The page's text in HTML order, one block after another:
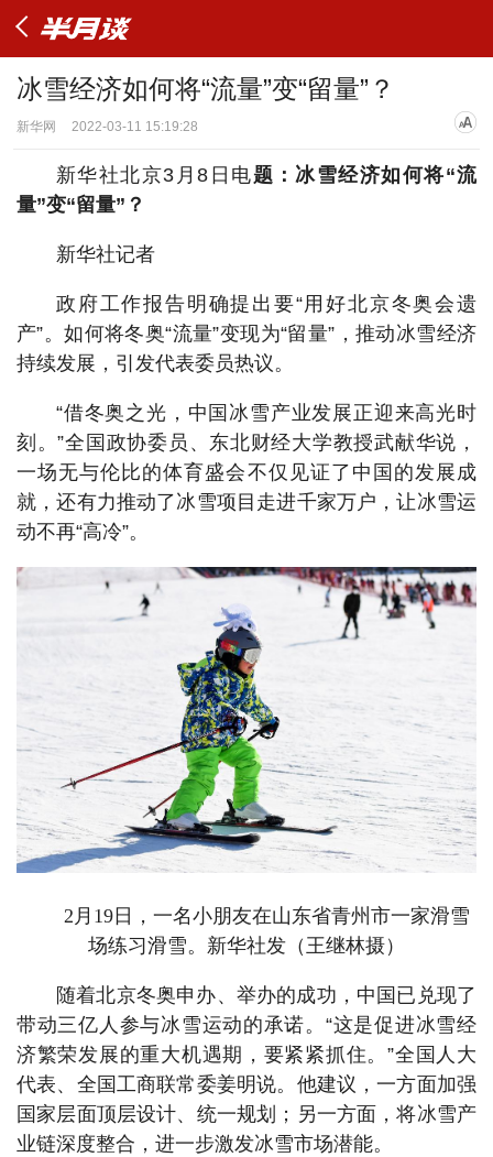
冰雪经济如何将“流量”变“留量”？
新华网 2022-03-11 15:19:28
新华社北京3月8日电题：冰雪经济如何将“流
量”变“留量”？
新华社记者
政府工作报告明确提出要“用好北京冬奥会遗
产”。如何将冬奥“流量”变现为“留量”，推动冰雪经济
持续发展，引发代表委员热议。
“借冬奥之光，中国冰雪产业发展正迎来高光时
刻。”全国政协委员、东北财经大学教授武献华说，
一场无与伦比的体育盛会不仅见证了中国的发展成
就，还有力推动了冰雪项目走进千家万户，让冰雪运
动不再“高冷”。
2月19日，一名小朋友在山东省青州市一家滑雪
场练习滑雪。新华社发（王继林摄）
随着北京冬奥申办、举办的成功，中国已兑现了
带动三亿人参与冰雪运动的承诺。“这是促进冰雪经
济繁荣发展的重大机遇期，要紧紧抓住。”全国人大
代表、全国工商联常委姜明说。他建议，一方面加强
国家层面顶层设计、统一规划；另一方面，将冰雪产
业链深度整合，进一步激发冰雪市场潜能。